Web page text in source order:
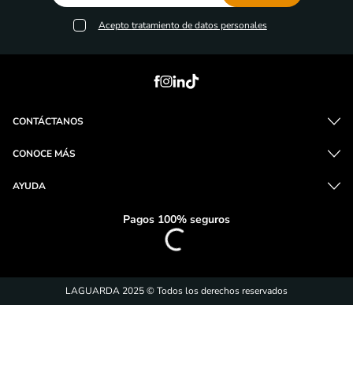
Acepto tratamiento de datos personales
CONTÁCTANOS
CONOCE MÁS
AYUDA
Pagos 100% seguros
LAGUARDA 2025 © Todos los derechos reservados